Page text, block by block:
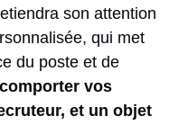
son attention
qui met
du poste et de
vos
et un objet